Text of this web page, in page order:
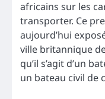
africains sur les
transporter. Ce
aujourd’hui
ville britannique
qu’il s’agit d’un
un bateau civil de